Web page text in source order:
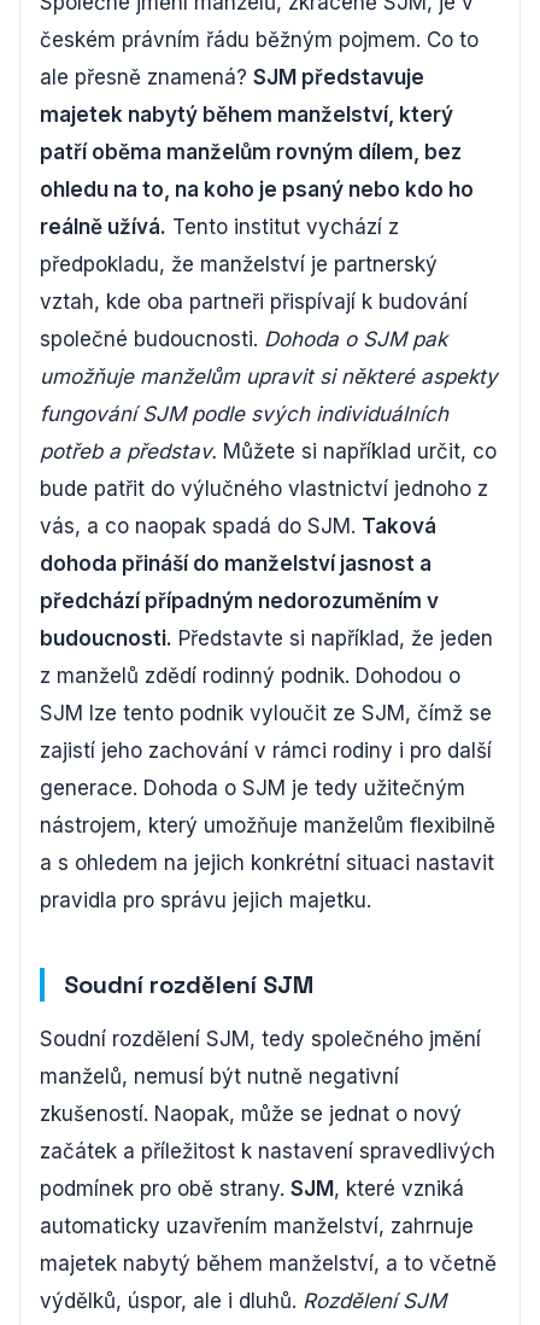
českém právním řádu běžným pojmem. Co to
ale přesně znamená? SJM představuje
majetek nabytý během manželství, který
patří oběma manželům rovným dílem, bez
ohledu na to, na koho je psaný nebo kdo ho
reálně užívá. Tento institut vychází z
předpokladu, že manželství je partnerský
vztah, kde oba partneři přispívají k budování
společné budoucnosti. Dohoda o SJM pak
umožňuje manželům upravit si některé aspekty
fungování SJM podle svých individuálních
potřeb a představ. Můžete si například určit, co
bude patřit do výlučného vlastnictví jednoho z
vás, a co naopak spadá do SJM. Taková
dohoda přináší do manželství jasnost a
předchází případným nedorozuměním v
budoucnosti. Představte si například, že jeden
z manželů zdědí rodinný podnik. Dohodou o
SJM lze tento podnik vyloučit ze SJM, čímž se
zajistí jeho zachování v rámci rodiny i pro další
generace. Dohoda o SJM je tedy užitečným
nástrojem, který umožňuje manželům flexibilně
a s ohledem na jejich konkrétní situaci nastavit
pravidla pro správu jejich majetku.
Soudní rozdělení SJM
Soudní rozdělení SJM, tedy společného jmění
manželů, nemusí být nutně negativní
zkušeností. Naopak, může se jednat o nový
začátek a příležitost k nastavení spravedlivých
podmínek pro obě strany. SJM , které vzniká
automaticky uzavřením manželství, zahrnuje
majetek nabytý během manželství, a to včetně
výdělků, úspor, ale i dluhů. Rozdělení SJM